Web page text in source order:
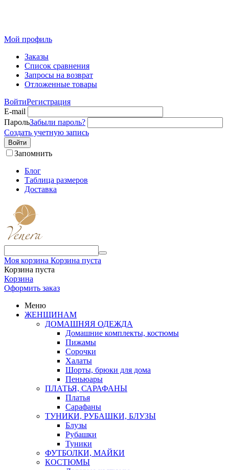
Мой профиль
Заказы
Список сравнения
Запросы на возврат
Отложенные товары
ВойтиРегистрация
E-mail
ПарольЗабыли пароль?
Создать учетную запись
Войти
Запомнить
Блог
Таблица размеров
Доставка
Моя корзина Корзина пуста
Корзина пуста
Корзина
Оформить заказ
Меню
ЖЕНЩИНАМ
ДОМАШНЯЯ ОДЕЖДА
Домашние комплекты, костюмы
Пижамы
Сорочки
Халаты
Шорты, брюки для дома
Пеньюары
ПЛАТЬЯ, САРАФАНЫ
Платья
Сарафаны
ТУНИКИ, РУБАШКИ, БЛУЗЫ
Блузы
Рубашки
Туники
ФУТБОЛКИ, МАЙКИ
КОСТЮМЫ